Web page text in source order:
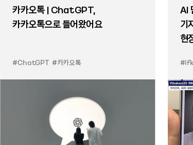
카카오톡 | ChatGPT,
카카오톡으로 들어왔어요
#ChatGPT #카카오톡
AI
기
현